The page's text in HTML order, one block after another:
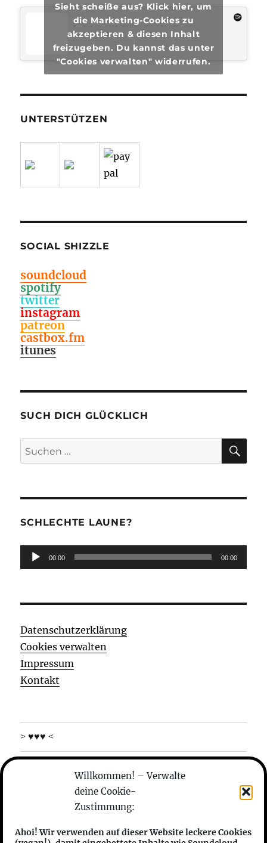
Willkommen! – Verwalte
deine Cookie-
Zustimmung:
Ahoi! Wir verwenden auf dieser Website leckere Cookies
Sieht scheiße aus? Klick hier, um
die Marketing-Cookies zu
akzeptieren & diesen Inhalt
freizugeben. Du kannst das unter
"Cookies verwalten" widerrufen.
UNTERSTÜTZEN
SOCIAL SHIZZLE
soundcloud
spotify
twitter
instagram
patreon
castbox.fm
itunes
SUCH DICH GLÜCKLICH
Suchen
nach:
SCHLECHTE LAUNE?
Audio-
Player
00:00 00:00
Datenschutzerklärung
Cookies verwalten
Impressum
Kontakt
> ♥♥♥ <
wer sind die